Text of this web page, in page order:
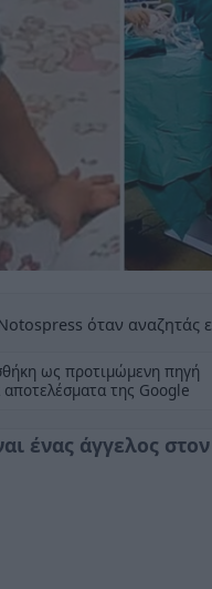
όταν αναζητάς
ως προτιμώμενη πηγή
αποτελέσματα της Google
ένας άγγελος